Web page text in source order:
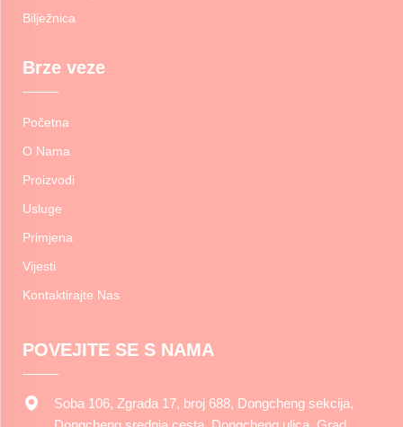
Bilježnica
Brze veze
Početna
O Nama
Proizvodi
Usluge
Primjena
Vijesti
Kontaktirajte Nas
POVEJITE SE S NAMA
Soba 106, Zgrada 17, broj 688, Dongcheng sekcija,